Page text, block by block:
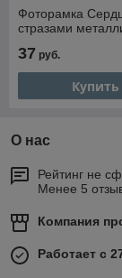
Фоторамка
стразами
37 руб.
Купить
О нас
Рейтинг не
Менее 5
Компания
Работает с